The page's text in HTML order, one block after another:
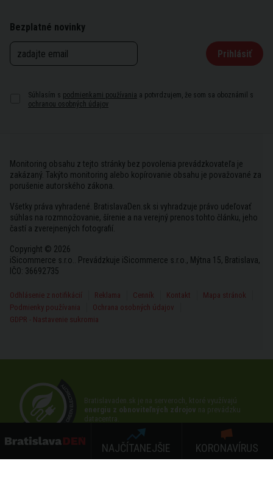
NAJČÍTANEJŠIE KORONAVÍRUS
Bezplatné novinky
Prihlásiť
Súhlasím s podmienkami používania a potvrdzujem, že som sa oboznámil s
ochranou osobných údajov
Monitoring obsahu z tejto stránky bez povolenia prevádzkovateľa je
zakázaný. Takýto monitoring alebo kopírovanie obsahu je považované za
porušenie autorského zákona.
Všetky práva vyhradené. BratislavaDen.sk si vyhradzuje právo udeľovať
súhlas na rozmnožovanie, šírenie a na verejný prenos tohto článku, jeho
častí a zverejnených fotografií.
Copyright © 2026
iSicommerce s.r.o.. Prevádzkuje iSicommerce s.r.o., Mýtna 15, Bratislava,
IČO: 36692735
Odhlásenie z notifikácií Reklama Cenník Kontakt
Mapa stránok
Podmienky používania
Ochrana osobných údajov
GDPR - Nastavenie sukromia
Bratislavaden.sk je na serveroch, ktoré využívajú
energiu z obnoviteľných zdrojov na prevádzku
datacentra.